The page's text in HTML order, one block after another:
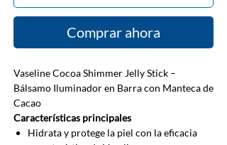
Comprar ahora
Vaseline Cocoa Shimmer Jelly Stick –
Bálsamo Iluminador en Barra con Manteca de
Cacao
Características principales
Hidrata y protege la piel con la eficacia